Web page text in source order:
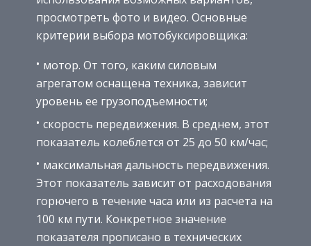
просмотреть фото и видео. Основные
критерии выбора мотобуксировщика:
мотор. От того, каким силовым
агрегатом оснащена техника, зависит
уровень ее грузоподъемности;
скорость передвижения. В среднем, этот
показатель колеблется от 25 до 50 км/час;
максимальная дальность передвижения.
Этот показатель зависит от расходования
горючего в течение часа или из расчета на
100 км пути. Конкретное значение
показателя прописано в технических